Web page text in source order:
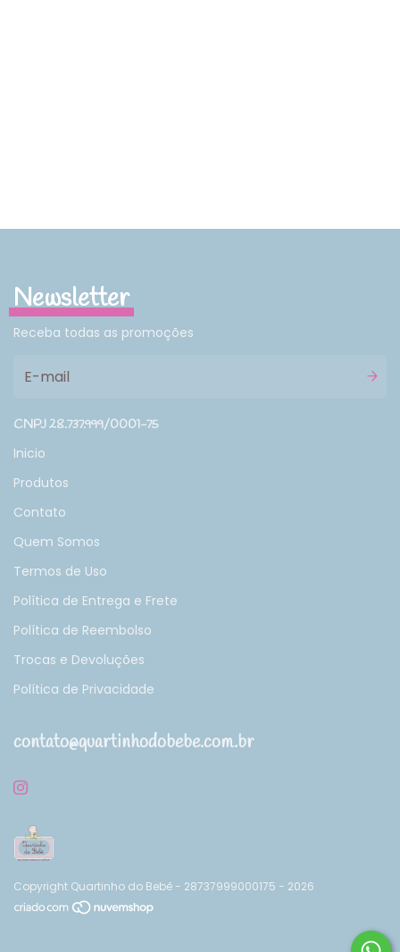
Newsletter
Receba todas as promoções
CNPJ 28.737.999/0001-75
Inicio
Produtos
Contato
Quem Somos
Termos de Uso
Política de Entrega e Frete
Política de Reembolso
Trocas e Devoluções
Política de Privacidade
contato@quartinhodobebe.com.br
Copyright Quartinho do Bebê - 28737999000175 - 2026